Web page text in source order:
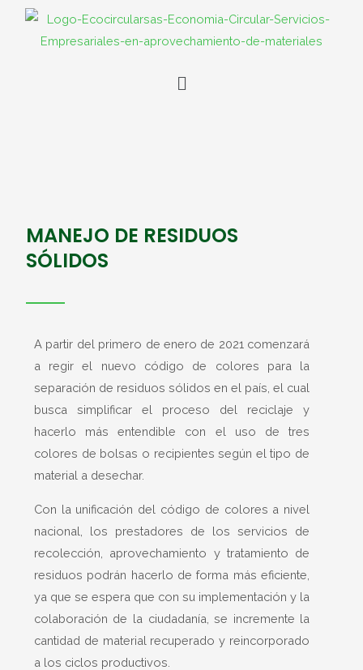
Menú
MANEJO DE RESIDUOS
SÓLIDOS
A partir del primero de enero de 2021 comenzará
a regir el nuevo código de colores para la
separación de residuos sólidos en el país, el cual
busca simplificar el proceso del reciclaje y
hacerlo más entendible con el uso de tres
colores de bolsas o recipientes según el tipo de
material a desechar.
Con la unificación del código de colores a nivel
nacional, los prestadores de los servicios de
recolección, aprovechamiento y tratamiento de
residuos podrán hacerlo de forma más eficiente,
ya que se espera que con su implementación y la
colaboración de la ciudadanía, se incremente la
cantidad de material recuperado y reincorporado
a los ciclos productivos.